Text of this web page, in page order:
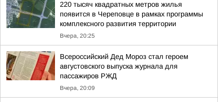
220 тысяч квадратных метров жилья
появится в Череповце в рамках программы
комплексного развития территории
Вчера, 20:25
Всероссийский Дед Мороз стал героем
августовского выпуска журнала для
пассажиров РЖД
Вчера, 20:09